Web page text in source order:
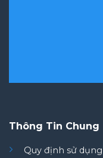
Thông Tin Chung
Quy định sử dụng